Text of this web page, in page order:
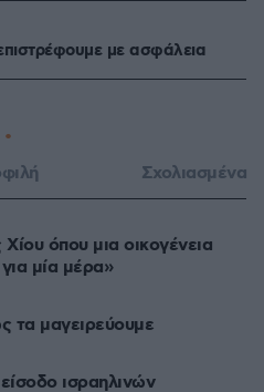
με ασφάλεια
Σχολιασμένα
όπου μια οικογένεια
μία μέρα»
τα μαγειρεύουμε
ισραηλινών